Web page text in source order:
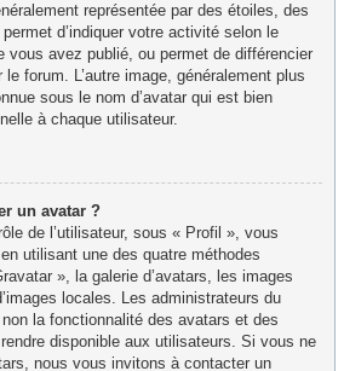
représentée par des étoiles, des
d’indiquer votre activité selon le
vous avez publié, ou permet de différencier
forum. L’autre image, généralement plus
sous le nom d’avatar qui est bien
à chaque utilisateur.
un avatar ?
de l’utilisateur, sous « Profil », vous
utilisant une des quatre méthodes
», la galerie d’avatars, les images
locales. Les administrateurs du
la fonctionnalité des avatars et des
disponible aux utilisateurs. Si vous ne
nous vous invitons à contacter un